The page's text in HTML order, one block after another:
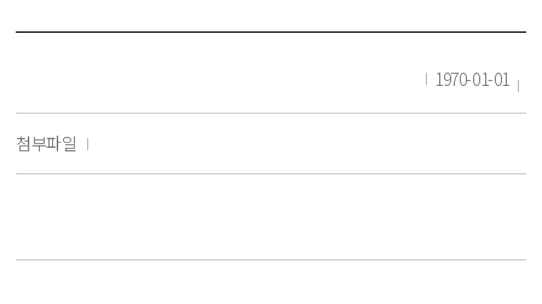
1970-01-01
첨부파일